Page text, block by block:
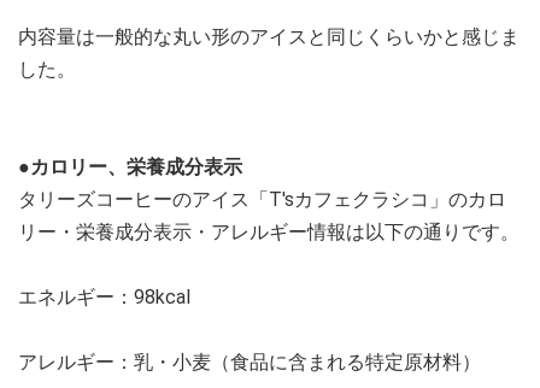
内容量は一般的な丸い形のアイスと同じくらいかと感じま
した。
●カロリー、栄養成分表示
タリーズコーヒーのアイス「T'sカフェクラシコ」のカロ
リー・栄養成分表示・アレルギー情報は以下の通りです。
エネルギー：98kcal
アレルギー：乳・小麦（食品に含まれる特定原材料）